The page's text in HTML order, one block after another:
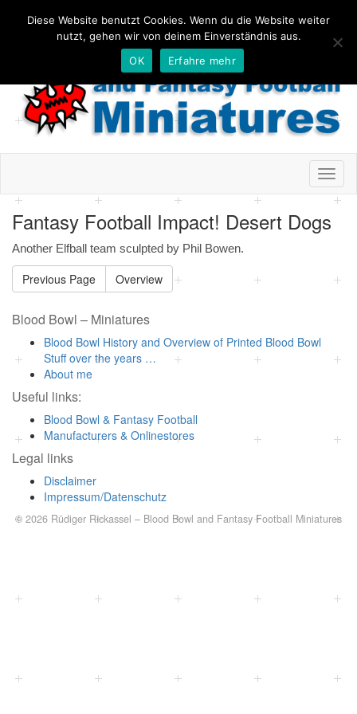
Fantasy Football Impact! Desert Dogs
Another Elfball team sculpted by Phil Bowen.
Previous Page Overview
Blood Bowl – Miniatures
Blood Bowl History and Overview of Printed Blood Bowl
Stuff over the years …
About me
Useful links:
Blood Bowl & Fantasy Football
Manufacturers & Onlinestores
Legal links
Disclaimer
Impressum/Datenschutz
© 2026 Rüdiger Rickassel – Blood Bowl and Fantasy Football Miniatures
Diese Website benutzt Cookies. Wenn du die Website weiter
nutzt, gehen wir von deinem Einverständnis aus.
OK
Erfahre mehr